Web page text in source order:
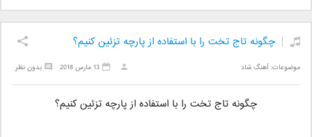
چگونه تاج تخت را با استفاده از پارچه تزئین کنیم؟
موضوعات:آهنگ شاد بدون نظر 13 مارس 2018
چگونه تاج تخت را با استفاده از پارچه تزئین کنیم؟